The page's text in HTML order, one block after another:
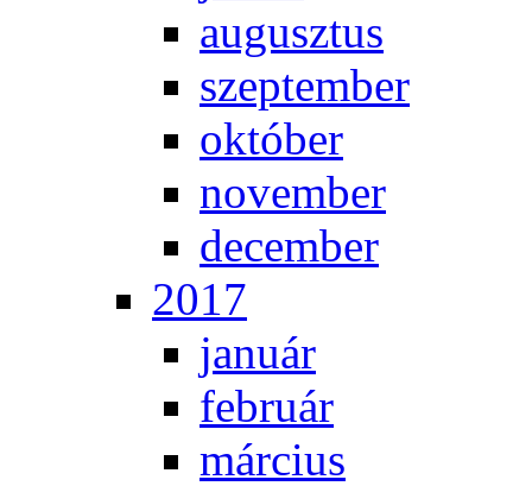
au­gusz­tus
szep­tem­ber
ok­tó­ber
no­vem­ber
de­cem­ber
2017
ja­nu­ár
feb­ru­ár
már­ci­us